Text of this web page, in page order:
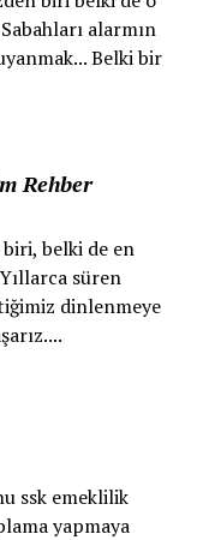
alarmın
Belki bir
Rehber
belki de en
süren
dinlenmeye
ssk emeklilik
yapmaya